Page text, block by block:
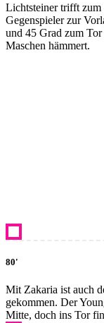
Lichtsteiner trifft zum
Gegenspieler zur
und 45 Grad zum
Maschen hämmert.
80'
Mit Zakaria ist auch
gekommen. Der
Mitte, doch ins Tor